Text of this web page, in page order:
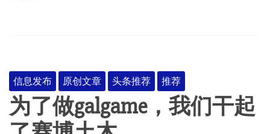
信息发布 原创文章 头条推荐 推荐
为了做galgame，我们干起